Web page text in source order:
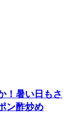
！暑い日もさ
ン酢炒め